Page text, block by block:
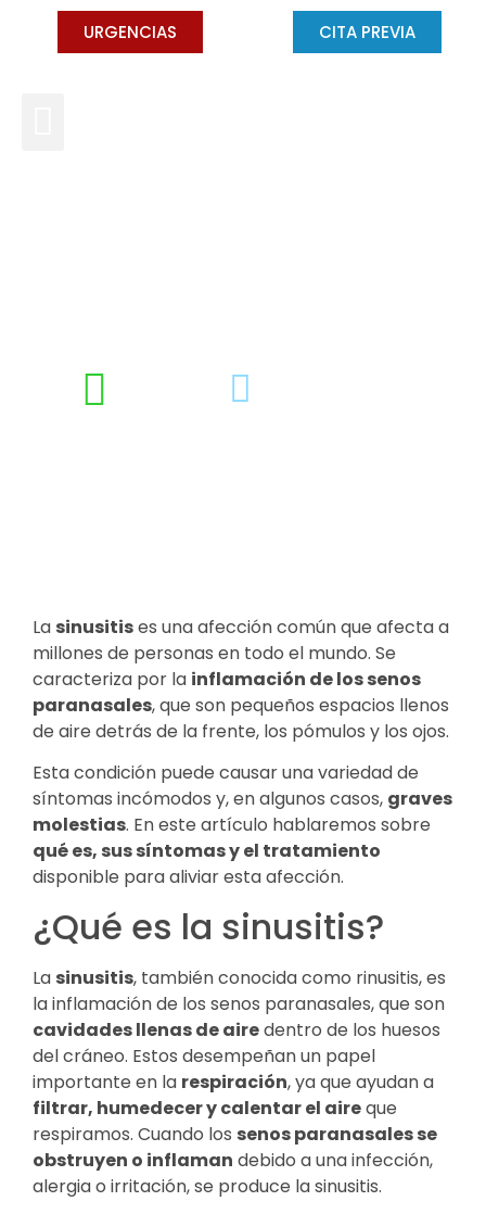
CITA PREVIA
URGENCIAS
La sinusitises una afección común que afecta a
millones de personas en todo el mundo. Se
caracteriza por la inflamación de los senos
paranasales, que son pequeños espacios llenos
de aire detrás de la frente, los pómulos y los ojos.
Esta condición puede causar una variedad de
síntomas incómodos y, en algunos casos, graves
molestias. En este artículo hablaremos sobre
qué es, sus síntomas y el tratamiento
disponible para aliviar esta afección.
¿Qué es la sinusitis?
La sinusitis, también conocida como rinusitis, es
la inflamación de los senos paranasales, que son
cavidades llenas de airedentro de los huesos
del cráneo. Estos desempeñan un papel
importante en la respiración, ya que ayudan a
filtrar, humedecer y calentar el aireque
respiramos. Cuando los senos paranasales se
obstruyen o inflaman debido a una infección,
alergia o irritación, se produce la sinusitis.